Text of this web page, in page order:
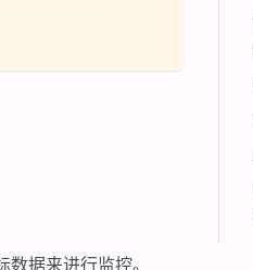
据来进行监控。